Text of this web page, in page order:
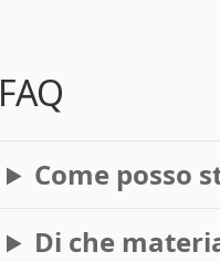
FAQ
Come posso
Di che